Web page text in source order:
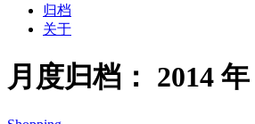
归档
关于
月度归档： 2014 年